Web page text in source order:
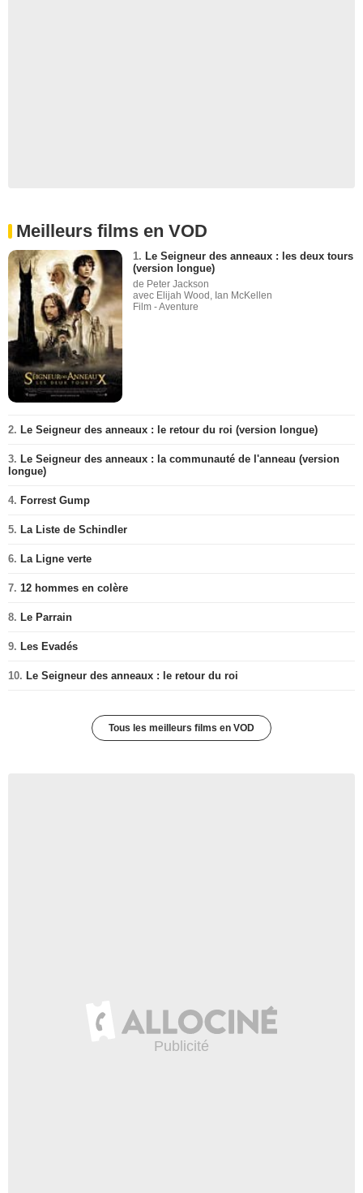
Meilleurs films en VOD
1. Le Seigneur des anneaux : les deux tours
(version longue)
de Peter Jackson
avec Elijah Wood, Ian McKellen
Film - Aventure
2. Le Seigneur des anneaux : le retour du roi (version longue)
3. Le Seigneur des anneaux : la communauté de l'anneau (version
longue)
4. Forrest Gump
5. La Liste de Schindler
6. La Ligne verte
7. 12 hommes en colère
8. Le Parrain
9. Les Evadés
10. Le Seigneur des anneaux : le retour du roi
Tous les meilleurs films en VOD